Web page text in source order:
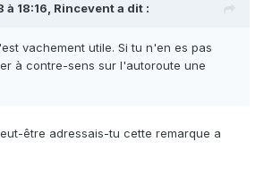
18:16, Rinceventa dit :
vachement utile. Si tu n'en es pas
à contre-sens sur l'autoroute une
être adressais-tu cette remarque a